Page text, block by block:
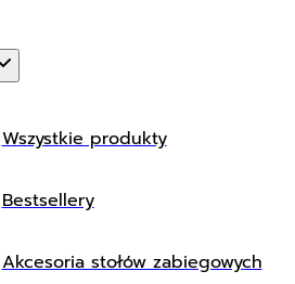
Wszystkie produkty
Bestsellery
Akcesoria stołów zabiegowych